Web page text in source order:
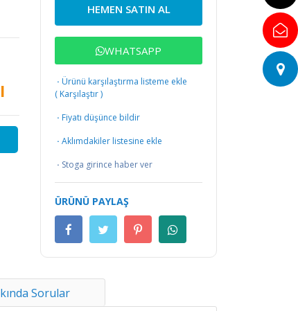
HEMEN SATIN AL
WHATSAPP
· Ürünü karşılaştırma listeme ekle
( Karşılaştır)
· Fiyatı düşünce bildir
· Aklımdakiler listesine ekle
· Stoga girince haber ver
ÜRÜNÜ PAYLAŞ
Sorular